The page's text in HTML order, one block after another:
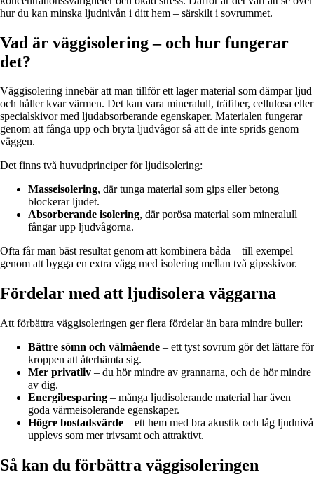
hur du kan minska ljudnivån i ditt hem – särskilt i sovrummet.
Vad är väggisolering – och hur fungerar
det?
Väggisolering innebär att man tillför ett lager material som dämpar ljud
och håller kvar värmen. Det kan vara mineralull, träfiber, cellulosa eller
specialskivor med ljudabsorberande egenskaper. Materialen fungerar
genom att fånga upp och bryta ljudvågor så att de inte sprids genom
väggen.
Det finns två huvudprinciper för ljudisolering:
Masseisolering, där tunga material som gips eller betong
blockerar ljudet.
Absorberande isolering, där porösa material som mineralull
fångar upp ljudvågorna.
Ofta får man bäst resultat genom att kombinera båda – till exempel
genom att bygga en extra vägg med isolering mellan två gipsskivor.
Fördelar med att ljudisolera väggarna
Att förbättra väggisoleringen ger flera fördelar än bara mindre buller:
Bättre sömn och välmående – ett tyst sovrum gör det lättare för
kroppen att återhämta sig.
Mer privatliv – du hör mindre av grannarna, och de hör mindre
av dig.
Energibesparing – många ljudisolerande material har även
goda värmeisolerande egenskaper.
Högre bostadsvärde – ett hem med bra akustik och låg ljudnivå
upplevs som mer trivsamt och attraktivt.
Så kan du förbättra väggisoleringen